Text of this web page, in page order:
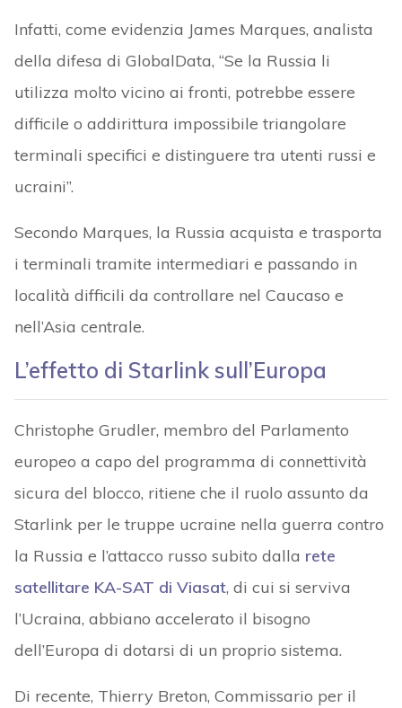
Infatti, come evidenzia James Marques, analista
della difesa di GlobalData, “Se la Russia li
utilizza molto vicino ai fronti, potrebbe essere
difficile o addirittura impossibile triangolare
terminali specifici e distinguere tra utenti russi e
ucraini”.
Secondo Marques, la Russia acquista e trasporta
i terminali tramite intermediari e passando in
località difficili da controllare nel Caucaso e
nell’Asia centrale.
L’effetto di Starlink sull’Europa
Christophe Grudler, membro del Parlamento
europeo a capo del programma di connettività
sicura del blocco, ritiene che il ruolo assunto da
Starlink per le truppe ucraine nella guerra contro
la Russia e l’attacco russo subito dalla rete
satellitare KA-SAT di Viasat, di cui si serviva
l’Ucraina, abbiano accelerato il bisogno
dell’Europa di dotarsi di un proprio sistema.
Di recente, Thierry Breton, Commissario per il